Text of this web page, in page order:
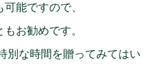
能ですので、
お勧めです。
別な時間を贈ってみてはい